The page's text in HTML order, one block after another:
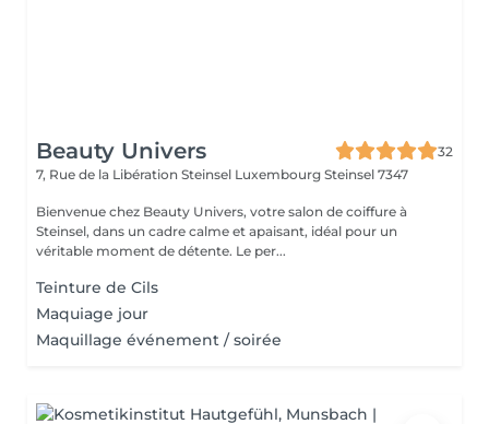
Beauty Univers
32
7, Rue de la Libération Steinsel Luxembourg Steinsel 7347
Bienvenue chez Beauty Univers, votre salon de coiffure à
Steinsel, dans un cadre calme et apaisant, idéal pour un
véritable moment de détente. Le per...
Teinture de Cils
Maquiage jour
Maquillage événement / soirée